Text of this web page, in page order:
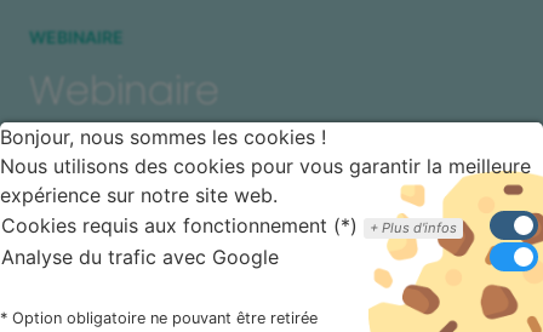
WEBINAIRE
Webinaire
Pour suivre toutes nos actualités, inscrivez-vous à
notre newsletter !
S'INSCRIRE À LA NEWSLETTER
Bonjour, nous sommes les cookies !
Nous utilisons des cookies pour vous garantir la meilleure
expérience sur notre site web.
Cookies requis aux fonctionnement (*)
Plus d'infos
Analyse du trafic avec Google
* Option obligatoire ne pouvant être retirée